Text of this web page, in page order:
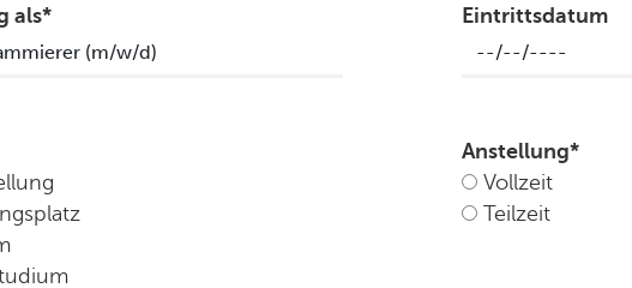
als* Eintrittsdatum
Anstellung*
Vollzeit
Teilzeit